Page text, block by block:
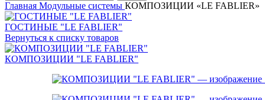
Главная Модульные системы КОМПОЗИЦИИ «LE FABLIER»
ГОСТИНЫЕ "LE FABLIER"
Вернуться к списку товаров
КОМПОЗИЦИИ "LE FABLIER"